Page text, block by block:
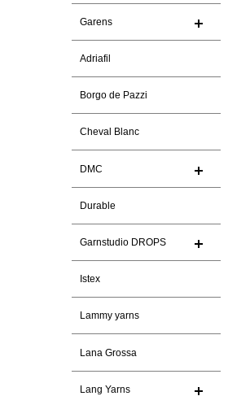
Garens
Adriafil
Borgo de Pazzi
Cheval Blanc
DMC
Durable
Garnstudio DROPS
Istex
Lammy yarns
Lana Grossa
Lang Yarns
Magnolia Ranch
Snelle levering en een keurig
pakket Ga er weer leuke pakket
van maken voor de markt.